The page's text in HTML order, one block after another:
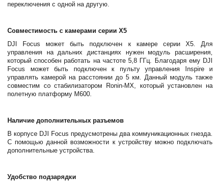
переключения с одной на другую.
Совместимость с камерами серии X5
DJI Focus может быть подключен к камере серии Х5. Для
управления на дальних дистанциях нужен модуль расширения,
который способен работать на частоте 5,8 ГГц. Благодаря ему DJI
Focus может быть подключен к пульту управления Inspire и
управлять камерой на расстоянии до 5 км. Данный модуль также
совместим со стабилизатором Ronin-MX, который установлен на
полетную платформу М600.
Наличие дополнительных разъемов
В корпусе DJI Focus предусмотрены два коммуникационных гнезда.
С помощью данной возможности к устройству можно подключать
дополнительные устройства.
Удобство подзарядки